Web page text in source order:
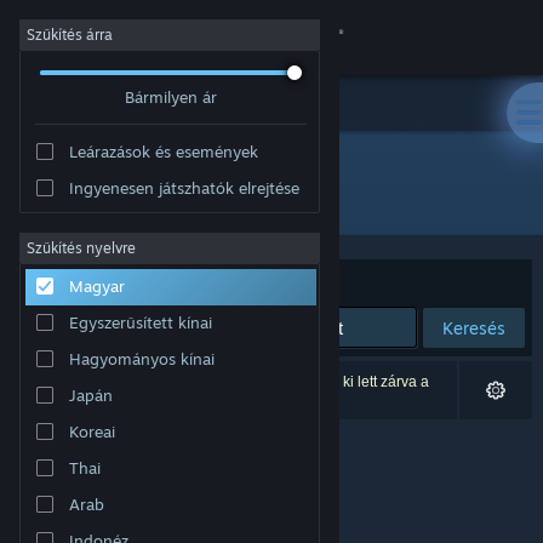
Bejelentkezés
Névjegy
Támogatás
Nyelvváltás
A Steam mobilalkalmazás beszerzése
Asztali weboldalra váltás
Szűkítés árra
Bármilyen ár
Leárazások és események
Ingyenesen játszhatók elrejtése
Szűkítés nyelvre
Magyar
Egyszerűsített kínai
Hagyományos kínai
Japán
Koreai
Thai
Arab
Fejlesztő: RomanKitayama
Rendezés Relevancia
Keresés
0 eredmény felel meg a keresésednek. 2 termék ki lett zárva a
beállításaid alapján.